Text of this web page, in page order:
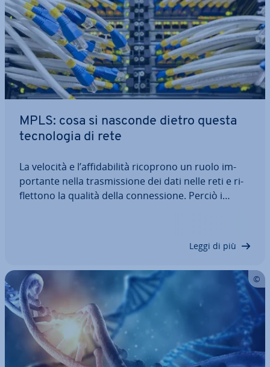
MPLS: cosa si nasconde dietro questa
tec­no­lo­gia di rete
La velocità e l’af­fi­da­bi­li­tà ricoprono un ruolo im­
por­tan­te nella tra­smis­sio­ne dei dati nelle reti e ri­
flet­to­no la qualità della con­nes­sio­ne. Perciò i
Leggi di più